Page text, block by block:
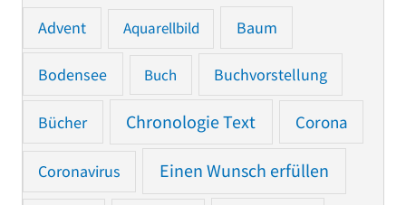
Advent Aquarellbild Baum
Bodensee Buch Buchvorstellung
Bücher Chronologie Text Corona
Coronavirus Einen Wunsch erfüllen